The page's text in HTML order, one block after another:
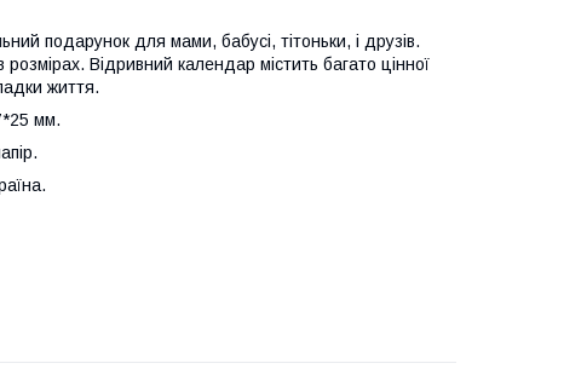
подарунок для мами, бабусі, тітоньки, і друзів.
Відривний календар містить багато цінної
життя.
мм.